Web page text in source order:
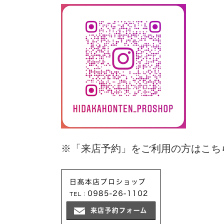
※「来店予約」をご利用の方はこち